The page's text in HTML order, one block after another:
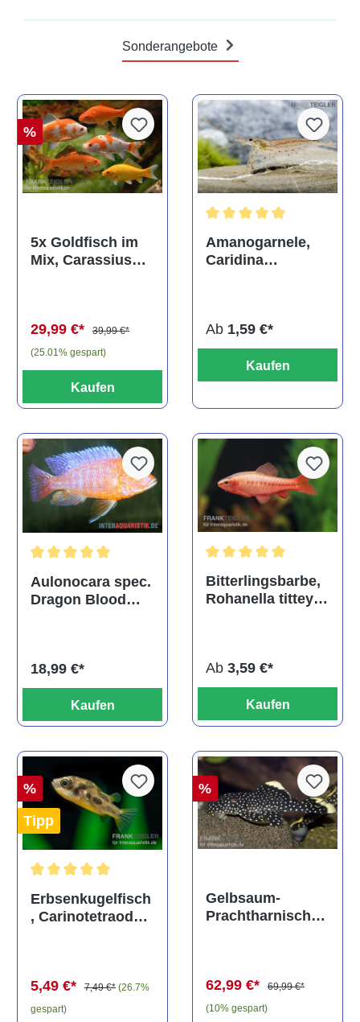
Sonderangebote
%
5x Goldfisch im
Mix, Carassius
29,99 €*
39,99 €*
(25.01% gespart)
Kaufen
Amanogarnele,
Caridina
Ab 1,59 €*
Kaufen
Durchschnittliche Bewertung von 5 von 5 Sternen
Aulonocara spec.
Dragon Blood
18,99 €*
Kaufen
Bitterlingsbarbe,
Rohanella titteya,
Ab 3,59 €*
Kaufen
%
Tipp
Durchschnittliche Bewertung von 5 von 5 Sternen
Erbsenkugelfisch
, Carinotetraodon
5,49 €* 7,49 €* (26.7%
gespart)
%
Gelbsaum-
Prachtharnischw
62,99 €*
69,99 €*
(10% gespart)